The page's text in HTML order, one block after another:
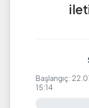
Başlangıç:
15:14